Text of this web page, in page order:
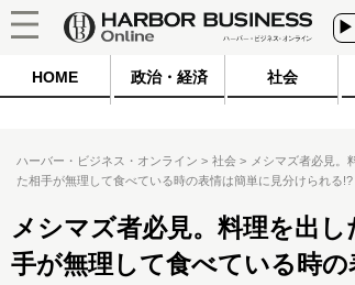
HOME 政治・経済 社会
ハーバー・ビジネス・オンライン 社会
メシマズ者必見。
た相手が無理して食べている時の表情は簡単に見分けられる!?
メシマズ者必見。料理を出し
手が無理して食べている時の